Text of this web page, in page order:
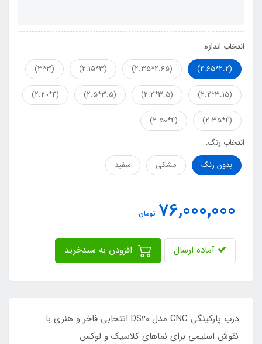
انتخاب اندازه:
(2.2*2.65)
(2.65*2.35)
(3*2.15)
(3*3)
(3.15*2.2)
(3.5*2.2)
(3.5*2.5)
(4*2.20)
(4*2.35)
(4*2.50)
انتخاب رنگ:
بدون رنگ
مشکی سفید
76,000,000 تومان
آماده ارسال
درب پارکینگی CNC مدل DS20 انتخابی فاخر و هنری با
نقوش اسلیمی برای نماهای کلاسیک و لوکس